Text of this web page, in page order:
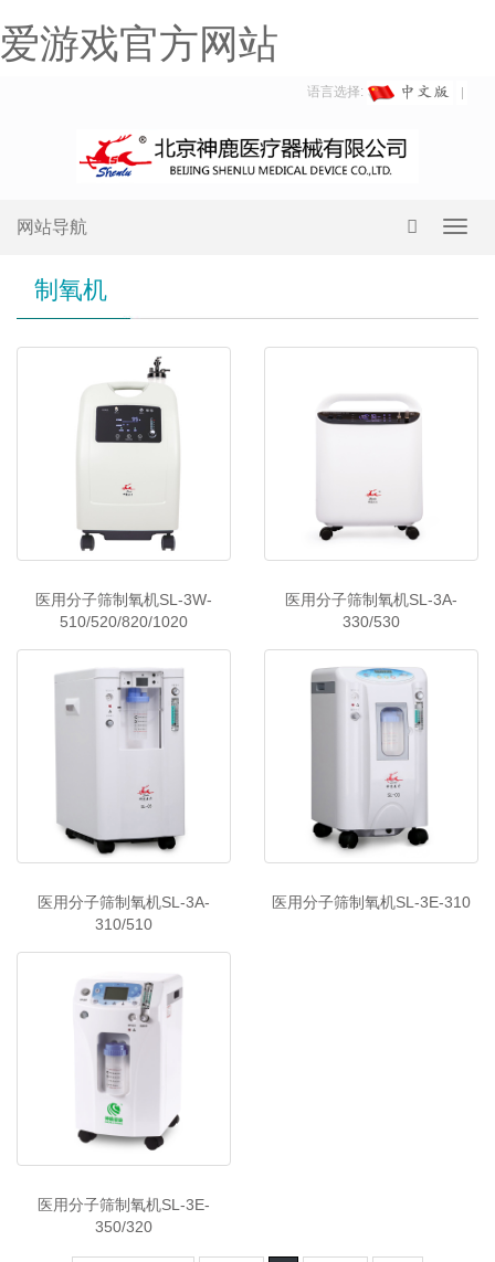
爱游戏官方网站
语言选择:
网站导航
制氧机
医用分子筛制氧机SL-3W-
510/520/820/1020
医用分子筛制氧机SL-3A-
330/530
医用分子筛制氧机SL-3A-
310/510
医用分子筛制氧机SL-3E-310
医用分子筛制氧机SL-3E-
350/320